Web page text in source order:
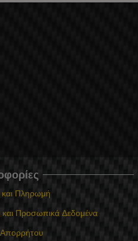
Πληρωμή
Προσωπικά Δεδομένα
Απορρήτου